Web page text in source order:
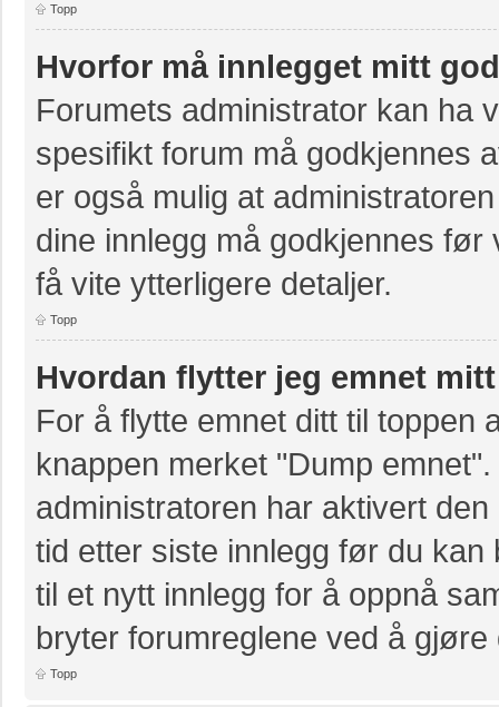
Topp
Hvorfor må innlegget mitt
Forumets administrator kan ha
spesifikt forum må godkjennes
er også mulig at
dine innlegg må godkjennes
få vite ytterligere detaljer.
Topp
Hvordan flytter jeg emnet
For å flytte emnet ditt til toppen
knappen merket "Dump
administratoren har aktivert
tid etter siste innlegg før du
til et nytt innlegg for å oppnå
bryter forumreglene ved å gjøre
Topp